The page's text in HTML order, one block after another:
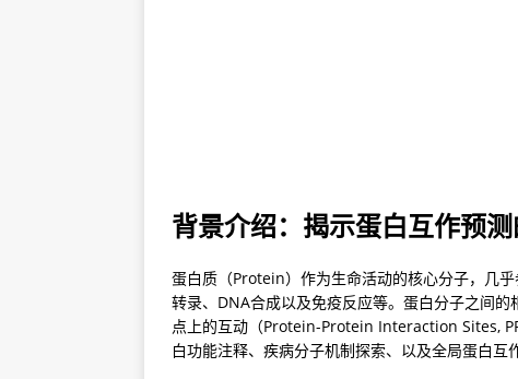
背景介绍：揭示蛋白互作预
蛋白质（Protein）作为生命活动的核心分子，几
转录、DNA合成以及免疫反应等。蛋白分子之间
点上的互动（Protein-Protein Interaction Sites,
白功能注释、疾病分子机制探索、以及全局蛋白互